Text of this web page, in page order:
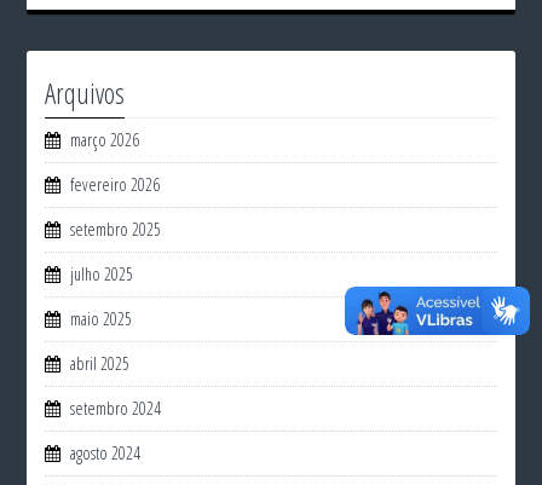
Arquivos
março 2026
fevereiro 2026
setembro 2025
julho 2025
maio 2025
abril 2025
setembro 2024
agosto 2024